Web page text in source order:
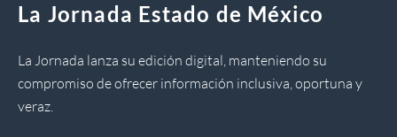
La Jornada Estado de México
La Jornada lanza su edición digital, manteniendo su
compromiso de ofrecer información inclusiva, oportuna y
veraz.